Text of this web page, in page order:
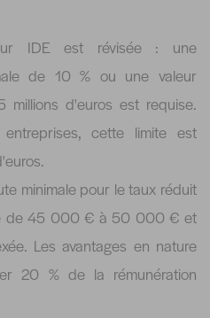
IDE est révisée : une
de 10 % ou une valeur
millions d'euros est requise.
cette limite est
minimale pour le taux réduit
de 45 000 € à 50 000 € et
Les avantages en nature
20 % de la rémunération